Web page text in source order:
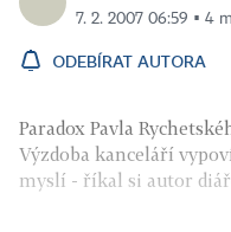
7. 2. 2007 06:59 ▪ 4
ODEBÍRAT AUTORA
Paradox Pavla
Výzdoba kanceláří
myslí - říkal si autor